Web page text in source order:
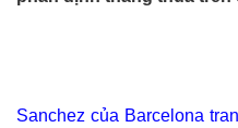
Nhận diện sự thật
Sanchez của Barcelona